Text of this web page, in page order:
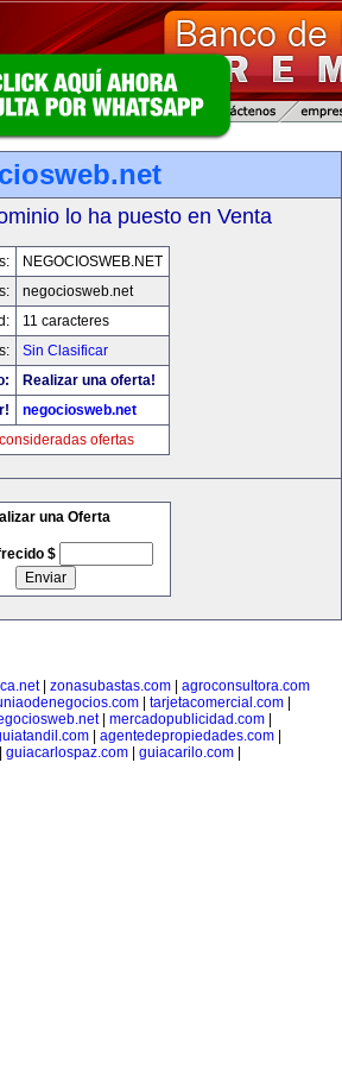
lo ha puesto en Venta
NEGOCIOSWEB.NET
negociosweb.net
11 caracteres
Sin Clasificar
Realizar una oferta!
negociosweb.net
ofertas
una Oferta
$
| zonasubastas.com| agroconsultora.com
| tarjetacomercial.com|
| mercadopublicidad.com
| agentedepropiedades.com|
guiacarlospaz.com| guiacarilo.com|